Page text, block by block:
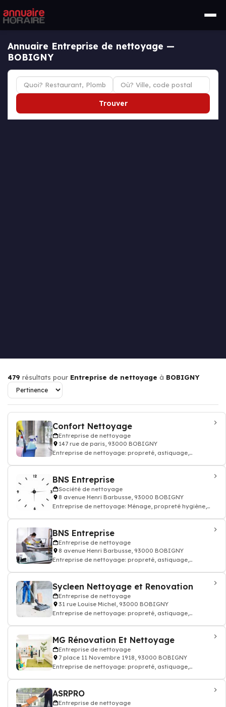
Annuaire Entreprise de nettoyage —
BOBIGNY
Trouver
479 résultats pour Entreprise de nettoyage à BOBIGNY
Confort Nettoyage
Entreprise de nettoyage
147 rue de paris, 93000 BOBIGNY
Entreprise de nettoyage: propreté, astiquage,
BNS Entreprise
Société de nettoyage
8 avenue Henri Barbusse, 93000 BOBIGNY
Entreprise de nettoyage: Ménage, propreté hygiène,
BNS Entreprise
Entreprise de nettoyage
8 avenue Henri Barbusse, 93000 BOBIGNY
Entreprise de nettoyage: propreté, astiquage,
Sycleen Nettoyage et Renovation
Entreprise de nettoyage
31 rue Louise Michel, 93000 BOBIGNY
Entreprise de nettoyage: propreté, astiquage,
MG Rénovation Et Nettoyage
Entreprise de nettoyage
7 place 11 Novembre 1918, 93000 BOBIGNY
Entreprise de nettoyage: propreté, astiquage,
ASRPRO
Entreprise de nettoyage